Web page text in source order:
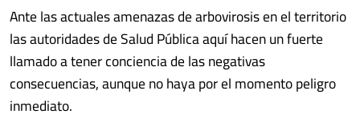
Ante las actuales amenazas de arbovirosis en el territorio
las autoridades de Salud Pública aquí hacen un fuerte
llamado a tener conciencia de las negativas
consecuencias, aunque no haya por el momento peligro
inmediato.